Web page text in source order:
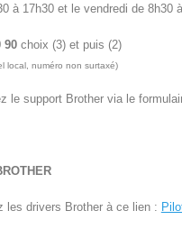
à 17h30 et le vendredi de 8h30
90 choix (3) et puis (2)
local, numéro non surtaxé)
le support Brother via le
les drivers Brother à ce lien :